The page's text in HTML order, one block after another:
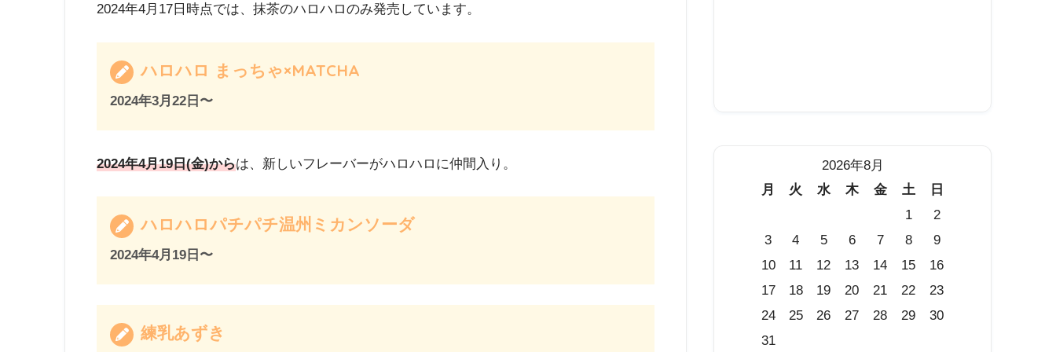
2024年4月17日時点では、抹茶のハロハロのみ発売しています。
ハロハロ まっちゃ×MATCHA
2024年3月22日〜
2024年4月19日(金)からは、新しいフレーバーがハロハロに仲間入り。
ハロハロパチパチ温州ミカンソーダ
2024年4月19日〜
練乳あずき
2026年8月
月
火 水 木 金 土
日
1
2
3
4 5 6 7 8
9
10
11 12 13 14 15
16
17
18 19 20 21 22
23
24
25 26 27 28 29
30
31